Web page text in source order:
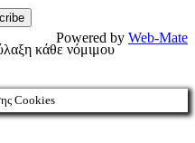
κάθε νόμιμου
Powered by Web-Mate
Cookies